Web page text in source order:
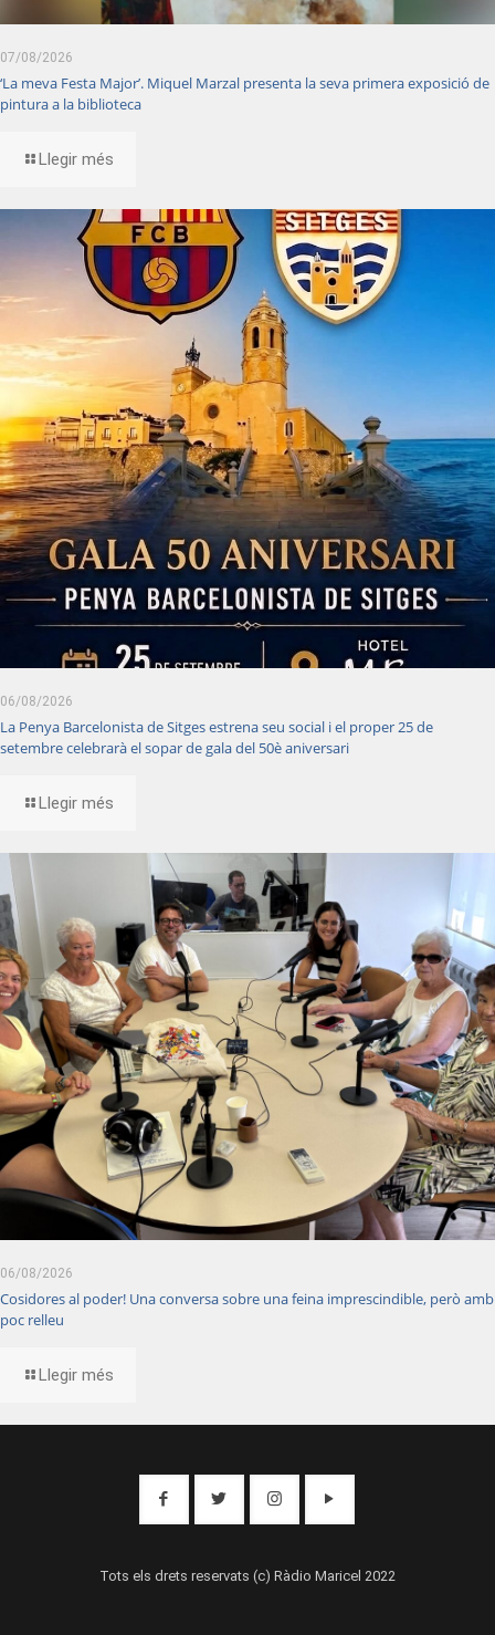
07/08/2026
‘La meva Festa Major’. Miquel Marzal presenta la seva primera exposició de
pintura a la biblioteca
Llegir més
06/08/2026
La Penya Barcelonista de Sitges estrena seu social i el proper 25 de
setembre celebrarà el sopar de gala del 50è aniversari
Llegir més
06/08/2026
Cosidores al poder! Una conversa sobre una feina imprescindible, però amb
poc relleu
Llegir més
Tots els drets reservats (c) Ràdio Maricel 2022